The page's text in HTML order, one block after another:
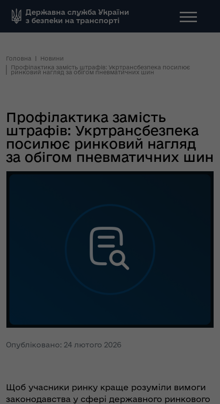
Державна служба України
з безпеки на транспорті
Головна
Новини
Профілактика замість штрафів: Укртрансбезпека посилює
ринковий нагляд за обігом пневматичних шин
Профілактика замість
штрафів: Укртрансбезпека
посилює ринковий нагляд
за обігом пневматичних шин
Опубліковано: 24 лютого 2026
Щоб учасники ринку краще розуміли вимоги
законодавства у сфері державного ринкового